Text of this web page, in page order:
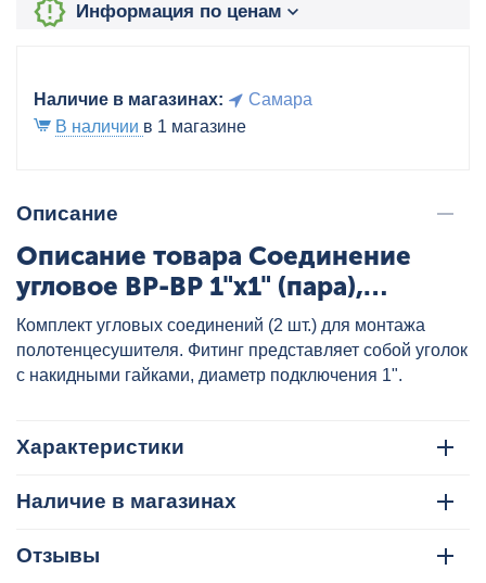
Информация по ценам
Наличие в магазинах:
Самара
В наличии в 1 магазине
Описание
Описание товара Соединение
угловое ВР-ВР 1"х1" (пара),
артикул: 4620768881688
Комплект угловых соединений (2 шт.) для монтажа
полотенцесушителя. Фитинг представляет собой уголок
с накидными гайками, диаметр подключения 1".
Характеристики
Наличие в магазинах
Отзывы